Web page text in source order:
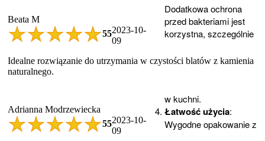
Beata M
552023-10-
09
Idealne rozwiązanie do utrzymania w czystości blatów z kamienia
naturalnego.
Adrianna Modrzewiecka
552023-10-
09
Dodatkowa ochrona
przed bakteriami jest
korzystna, szczególnie
w kuchni.
Łatwość użycia:
Wygodne opakowanie z